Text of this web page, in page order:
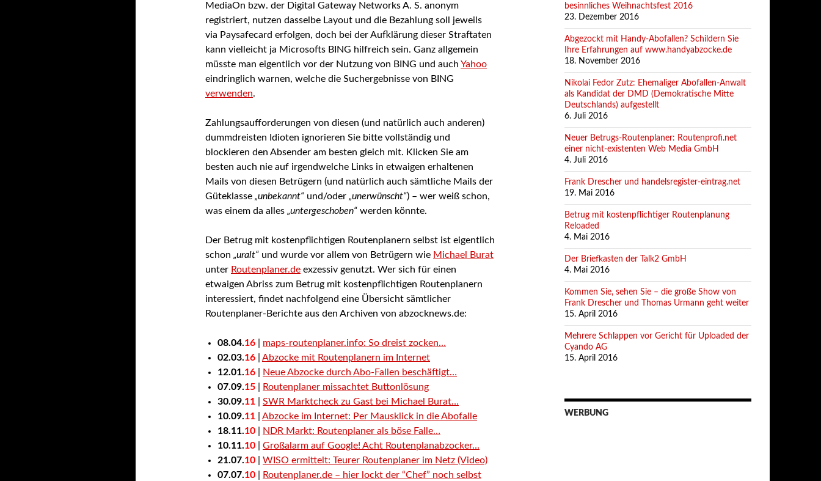
MediaOn bzw. der Digital Gateway Networks A. S. anonym
registriert, nutzen dasselbe Layout und die Bezahlung soll jeweils
via Paysafecard erfolgen, doch bei der Aufklärung dieser Straftaten
kann vielleicht ja Microsofts BING hilfreich sein. Ganz allgemein
müsste man eigentlich vor der Nutzung von BING und auch Yahoo
eindringlich warnen, welche die Suchergebnisse von BING
verwenden.
Zahlungsaufforderungen von diesen (und natürlich auch anderen)
dummdreisten Idioten ignorieren Sie bitte vollständig und
blockieren den Absender am besten gleich mit. Klicken Sie am
besten auch nie auf irgendwelche Links in etwaigen erhaltenen
Mails von diesen Betrügern (und natürlich auch sämtliche Mails der
Güteklasse „unbekannt“ und/oder „unerwünscht“) – wer weiß schon,
was einem da alles „untergeschoben“ werden könnte.
Der Betrug mit kostenpflichtigen Routenplanern selbst ist eigentlich
schon „uralt“ und wurde vor allem von Betrügern wie Michael Burat
unter Routenplaner.de exzessiv genutzt. Wer sich für einen
etwaigen Abriss zum Betrug mit kostenpflichtigen Routenplanern
interessiert, findet nachfolgend eine Übersicht sämtlicher
Routenplaner-Berichte aus den Archiven von abzocknews.de:
08.04.16
maps-routenplaner.info: So dreist zocken…
02.03.16
Abzocke mit Routenplanern im Internet
12.01.16
Neue Abzocke durch Abo-Fallen beschäftigt…
07.09.15
Routenplaner missachtet Buttonlösung
30.09.11
SWR Marktcheck zu Gast bei Michael Burat…
10.09.11
Abzocke im Internet: Per Mausklick in die Abofalle
18.11.10
NDR Markt: Routenplaner als böse Falle…
10.11.10
Großalarm auf Google! Acht Routenplanabzocker…
21.07.10
WISO ermittelt: Teurer Routenplaner im Netz (Video)
07.07.10
Routenplaner.de – hier lockt der “Chef” noch selbst
besinnliches Weihnachtsfest 2016
23. Dezember 2016
Abgezockt mit Handy-Abofallen? Schildern Sie
Ihre Erfahrungen auf www.handyabzocke.de
18. November 2016
Nikolai Fedor Zutz: Ehemaliger Abofallen-Anwalt
als Kandidat der DMD (Demokratische Mitte
Deutschlands) aufgestellt
6. Juli 2016
Neuer Betrugs-Routenplaner: Routenprofi.net
einer nicht-existenten Web Media GmbH
4. Juli 2016
Frank Drescher und handelsregister-eintrag.net
19. Mai 2016
Betrug mit kostenpflichtiger Routenplanung
Reloaded
4. Mai 2016
Der Briefkasten der Talk2 GmbH
4. Mai 2016
Kommen Sie, sehen Sie – die große Show von
Frank Drescher und Thomas Urmann geht weiter
15. April 2016
Mehrere Schlappen vor Gericht für Uploaded der
Cyando AG
15. April 2016
WERBUNG